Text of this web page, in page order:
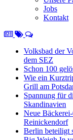
Jobs
Kontakt
Volksbad der
dem SEZ
Schon 100
Wie ein
Grill am
Spannung für
Skandinavien
Neue
Reinickendorf
Berlin beteiligt